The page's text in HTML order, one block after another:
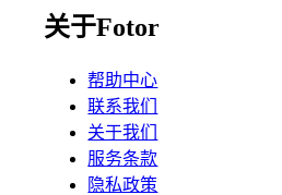
关于Fotor
帮助中心
联系我们
关于我们
服务条款
隐私政策